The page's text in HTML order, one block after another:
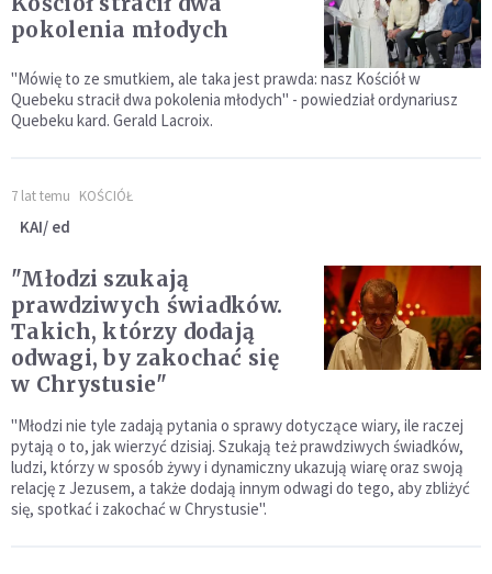
pokolenia młodych
"Mówię to ze smutkiem, ale taka jest prawda: nasz Kościół w
Quebeku stracił dwa pokolenia młodych" - powiedział ordynariusz
Quebeku kard. Gerald Lacroix.
7 lat temu KOŚCIÓŁ
KAI/ ed
"Młodzi szukają
prawdziwych świadków.
Takich, którzy dodają
odwagi, by zakochać się
w Chrystusie"
"Młodzi nie tyle zadają pytania o sprawy dotyczące wiary, ile raczej
pytają o to, jak wierzyć dzisiaj. Szukają też prawdziwych świadków,
ludzi, którzy w sposób żywy i dynamiczny ukazują wiarę oraz swoją
relację z Jezusem, a także dodają innym odwagi do tego, aby zbliżyć
się, spotkać i zakochać w Chrystusie".